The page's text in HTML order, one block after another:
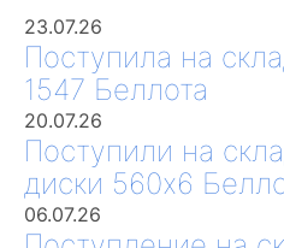
23.07.26
Поступила на
1547 Беллота
20.07.26
Поступили на
диски 560х6
06.07.26